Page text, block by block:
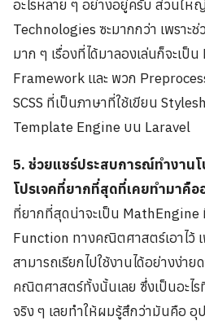
อะไรหลาย ๆ อย่างอยู่ครับ ส่วนให
Technologies ซะมากกว่า เพราะ
มาก ๆ เรื่องที่ได้มาลองเล่นก็จะเป็
Framework และ พวก
SCSS ที่เป็นภาษาที่ใช้เขียน
Template Engine บน Laravel
5. ช่วยแชร์ประสบการณ์ทำงาน
โปรเจคที่ยากที่สุดที่เคยทำมาคือ
ที่ยากที่สุดน่าจะเป็น
Function ทางคณิตศาสตร์เอาไว้
สามารถเรียกไปใช้งานได้อย่างง่า
คณิตศาสตร์ทั้งนั้นเลย ซึ่งเป็นอะไร
จริง ๆ เลยทำให้ผมรู้สึกว่ามันคือ อุ